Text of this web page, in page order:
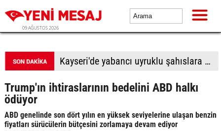
09 AĞUSTOS 2026
BTP Antalya İl Başkanlığından yoğun mesai: İl binasında ve Manavgat'ta üye buluşmaları
Trump'ın ihtiraslarının bedelini ABD halkı
ödüyor
ABD genelinde son dört yılın en yüksek seviyelerine ulaşan benzin
fiyatları sürücülerin bütçesini zorlamaya devam ediyor